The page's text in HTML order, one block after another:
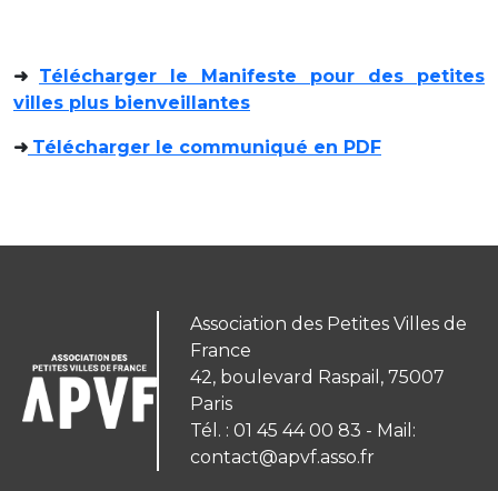
➜ Télécharger le Manifeste pour des petites
villes plus bienveillantes
➜ Télécharger le communiqué en PDF
Association des Petites Villes de
France
42, boulevard Raspail, 75007
Paris
Tél. : 01 45 44 00 83 - Mail:
contact@apvf.asso.fr